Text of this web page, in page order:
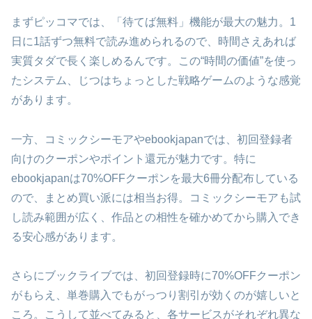
まずピッコマでは、「待てば無料」機能が最大の魅力。1
日に1話ずつ無料で読み進められるので、時間さえあれば
実質タダで長く楽しめるんです。この“時間の価値”を使っ
たシステム、じつはちょっとした戦略ゲームのような感覚
があります。
一方、コミックシーモアやebookjapanでは、初回登録者
向けのクーポンやポイント還元が魅力です。特に
ebookjapanは70%OFFクーポンを最大6冊分配布している
ので、まとめ買い派には相当お得。コミックシーモアも試
し読み範囲が広く、作品との相性を確かめてから購入でき
る安心感があります。
さらにブックライブでは、初回登録時に70%OFFクーポン
がもらえ、単巻購入でもがっつり割引が効くのが嬉しいと
ころ。こうして並べてみると、各サービスがそれぞれ異な